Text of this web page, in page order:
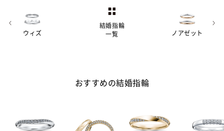
結婚指輪
一覧
ウィズ ノアゼット
おすすめの結婚指輪